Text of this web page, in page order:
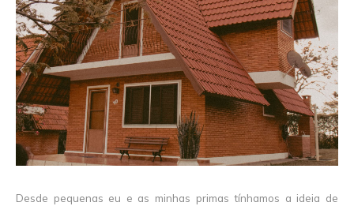
Desde pequenas eu e as minhas primas tínhamos a ideia de